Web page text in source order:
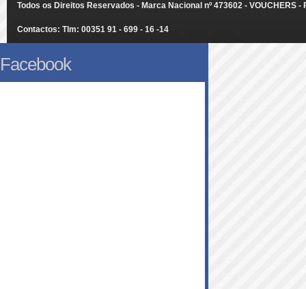
Todos os Direitos Reservados - Marca Nacional nº 473602 - VOUCHERS
Contactos: Tlm: 00351 91 - 699 - 16 -14
Facebook